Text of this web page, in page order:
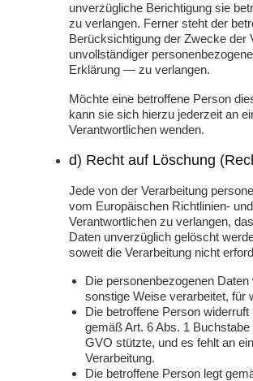
unverzügliche Berichtigung sie
zu verlangen. Ferner steht der
Berücksichtigung der Zwecke der
unvollständiger
Erklärung — zu verlangen.
Möchte eine betroffene Person
kann sie sich hierzu jederzeit an
Verantwortlichen wenden.
d) Recht auf Löschung
Jede von der Verarbeitung
vom Europäischen Richtlinien-
Verantwortlichen zu verlangen,
Daten unverzüglich gelöscht
soweit die Verarbeitung nicht
Die personenbezogenen
sonstige Weise verarbeitet, für
Die betroffene Person
gemäß Art. 6 Abs. 1
GVO stützte, und es fehlt an
Verarbeitung.
Die betroffene Person legt